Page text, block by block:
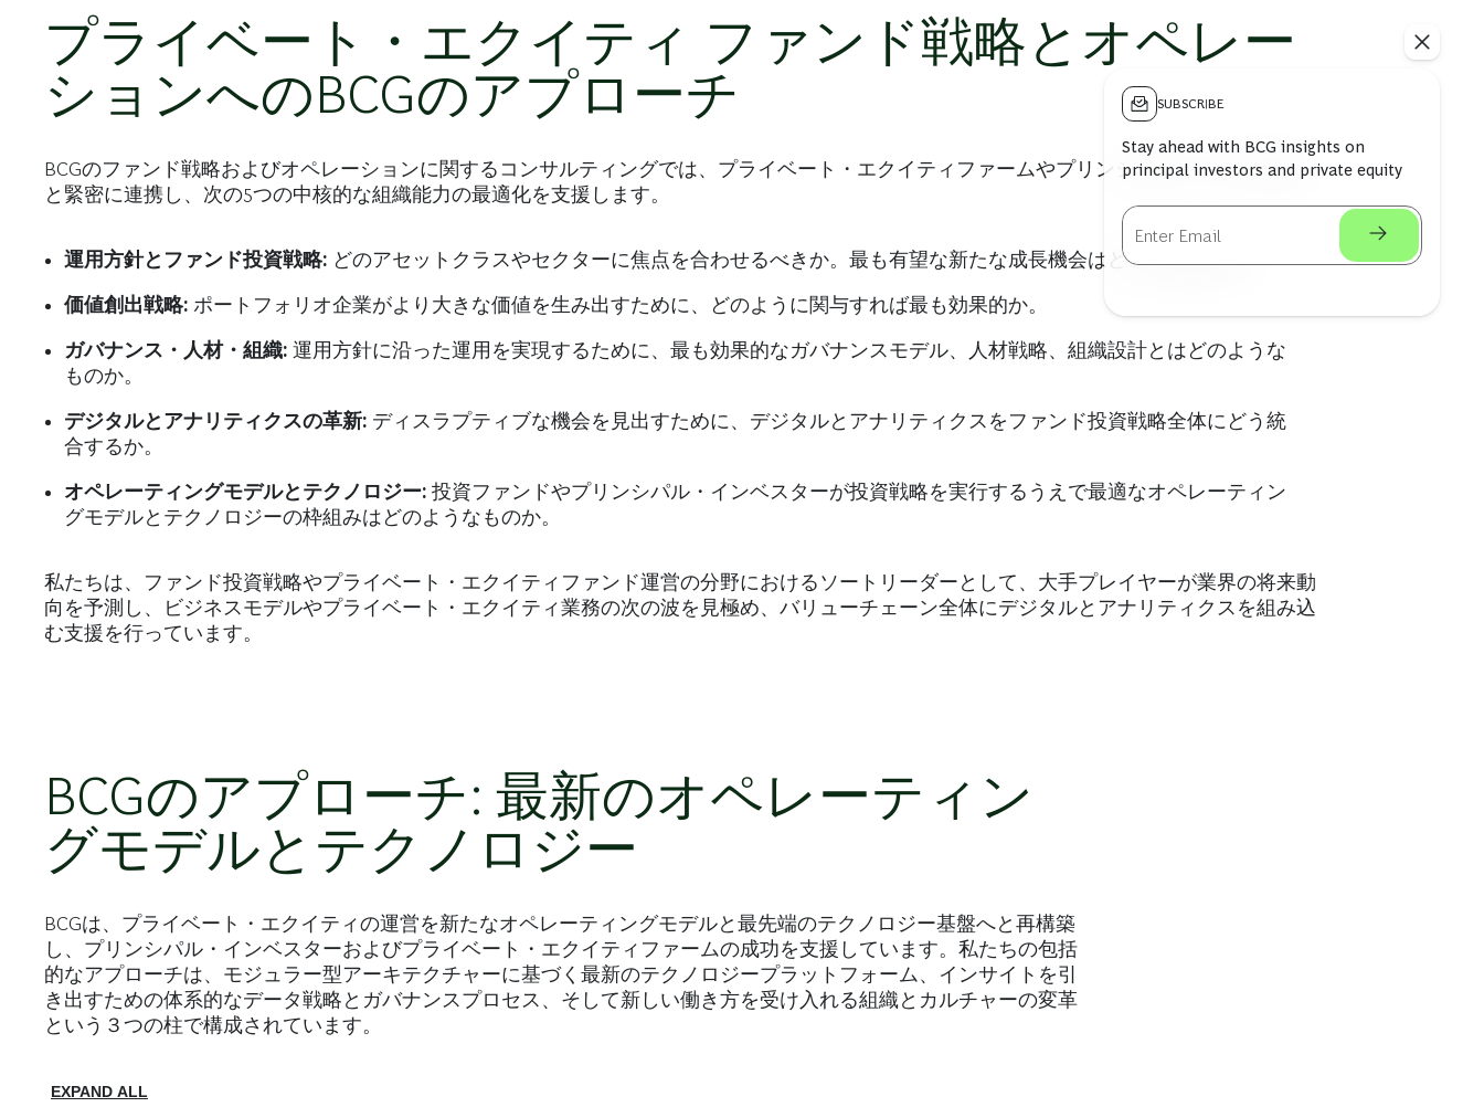
SUBSCRIBE
Stay ahead with BCG insights on
principal investors and private equity
プライベート・エクイティ ファンド戦略とオペレー
ションへのBCGのアプローチ
BCGのファンド戦略およびオペレーションに関するコンサルティングでは、プライベート・エクイティファームやプリンシパル・インベスター
と緊密に連携し、次の5つの中核的な組織能力の最適化を支援します。
運用方針とファンド投資戦略: どのアセットクラスやセクターに焦点を合わせるべきか。最も有望な新たな成長機会はどこにあるのか。
価値創出戦略: ポートフォリオ企業がより大きな価値を生み出すために、どのように関与すれば最も効果的か。
ガバナンス・人材・組織: 運用方針に沿った運用を実現するために、最も効果的なガバナンスモデル、人材戦略、組織設計とはどのような
ものか。
デジタルとアナリティクスの革新: ディスラプティブな機会を見出すために、デジタルとアナリティクスをファンド投資戦略全体にどう統
合するか。
オペレーティングモデルとテクノロジー: 投資ファンドやプリンシパル・インベスターが投資戦略を実行するうえで最適なオペレーティン
グモデルとテクノロジーの枠組みはどのようなものか。
私たちは、ファンド投資戦略やプライベート・エクイティファンド運営の分野におけるソートリーダーとして、大手プレイヤーが業界の将来動
向を予測し、ビジネスモデルやプライベート・エクイティ業務の次の波を見極め、バリューチェーン全体にデジタルとアナリティクスを組み込
む支援を行っています。
BCGのアプローチ: 最新のオペレーティン
グモデルとテクノロジー
BCGは、プライベート・エクイティの運営を新たなオペレーティングモデルと最先端のテクノロジー基盤へと再構築
し、プリンシパル・インベスターおよびプライベート・エクイティファームの成功を支援しています。私たちの包括
的なアプローチは、モジュラー型アーキテクチャーに基づく最新のテクノロジープラットフォーム、インサイトを引
き出すための体系的なデータ戦略とガバナンスプロセス、そして新しい働き方を受け入れる組織とカルチャーの変革
という３つの柱で構成されています。
EXPAND ALL